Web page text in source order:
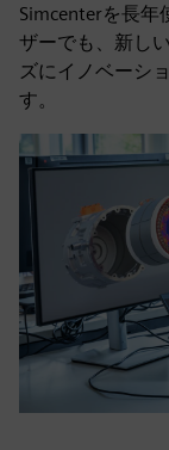
Simcenterを長
ザーでも、新し
ズにイノベーシ
す。